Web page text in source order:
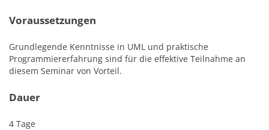
Voraussetzungen
Grundlegende Kenntnisse in UML und praktische
Programmiererfahrung sind für die effektive Teilnahme an
diesem Seminar von Vorteil.
Dauer
4 Tage